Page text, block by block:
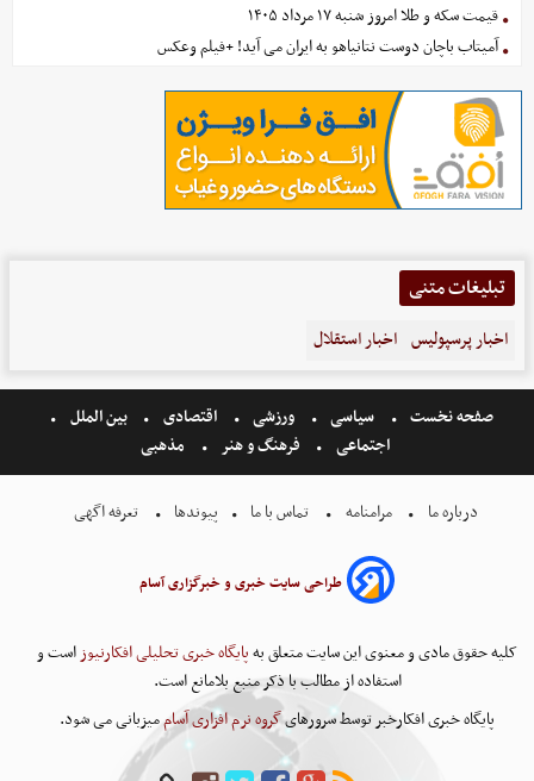
قیمت سکه و طلا امروز شنبه ۱۷ مرداد ۱۴۰۵
آمیتاب باچان دوست نتانیاهو به ایران می آید! +فیلم وعکس
تبلیغات متنی
اخبار پرسپولیس اخبار استقلال
صفحه نخست سیاسی ورزشی اقتصادی
بین الملل
اجتماعی
فرهنگ و هنر مذهبی
درباره ما مرامنامه تماس با ما پیوندها تعرفه اگهی
طراحی سایت خبری و خبرگزاری آسام
کلیه حقوق مادی و معنوی این سایت متعلق بهپایگاه خبری تحلیلی افکارنیوزاست و
استفاده از مطالب با ذکر منبع بلامانع است.
پایگاه خبری افکارخبر توسط سرورهایگروه نرم افزاری آساممیزبانی می شود.